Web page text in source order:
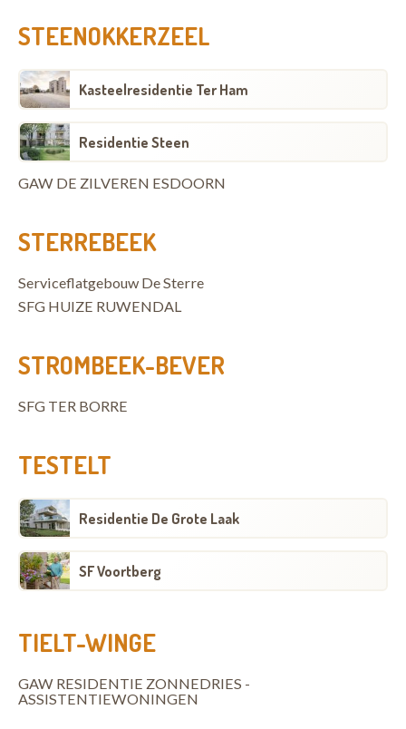
STEENOKKERZEEL
Kasteelresidentie Ter Ham
Residentie Steen
GAW DE ZILVEREN ESDOORN
STERREBEEK
Serviceflatgebouw De Sterre
SFG HUIZE RUWENDAL
STROMBEEK-BEVER
SFG TER BORRE
TESTELT
Residentie De Grote Laak
SF Voortberg
TIELT-WINGE
GAW RESIDENTIE ZONNEDRIES -
ASSISTENTIEWONINGEN